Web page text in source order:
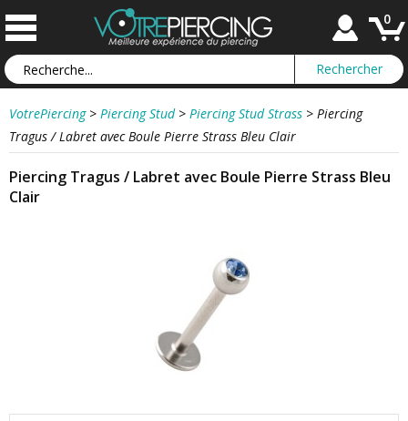
0
VotrePiercing > Piercing Stud > Piercing Stud Strass > Piercing
Tragus / Labret avec Boule Pierre Strass Bleu Clair
Piercing Tragus / Labret avec Boule Pierre Strass Bleu
Clair